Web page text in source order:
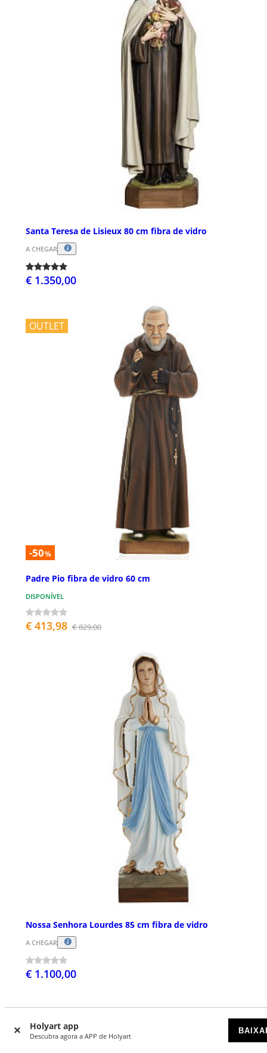
Holyart app
Descubra agora a APP de Holyart
Santa Teresa de Lisieux 80 cm fibra de vidro
A CHEGAR
€ 1.350,00
OUTLET
-50%
Padre Pio fibra de vidro 60 cm
DISPONÍVEL
€ 413,98 € 829,00
Nossa Senhora Lourdes 85 cm fibra de vidro
A CHEGAR
€ 1.100,00